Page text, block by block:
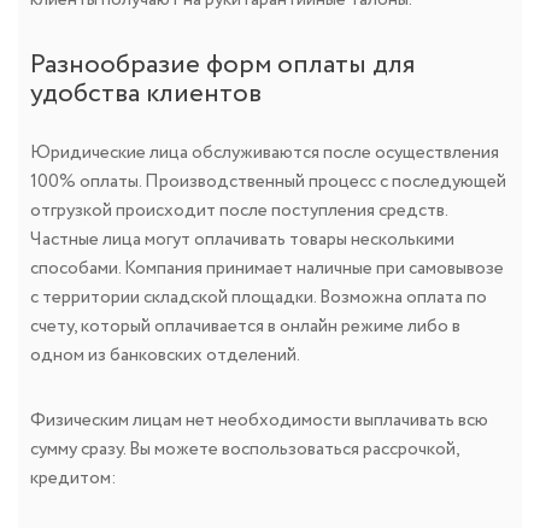
Разнообразие форм оплаты для
удобства клиентов
Юридические лица обслуживаются после осуществления
100% оплаты. Производственный процесс с последующей
отгрузкой происходит после поступления средств.
Частные лица могут оплачивать товары несколькими
способами. Компания принимает наличные при самовывозе
с территории складской площадки. Возможна оплата по
счету, который оплачивается в онлайн режиме либо в
одном из банковских отделений.
Физическим лицам нет необходимости выплачивать всю
сумму сразу. Вы можете воспользоваться рассрочкой,
кредитом: